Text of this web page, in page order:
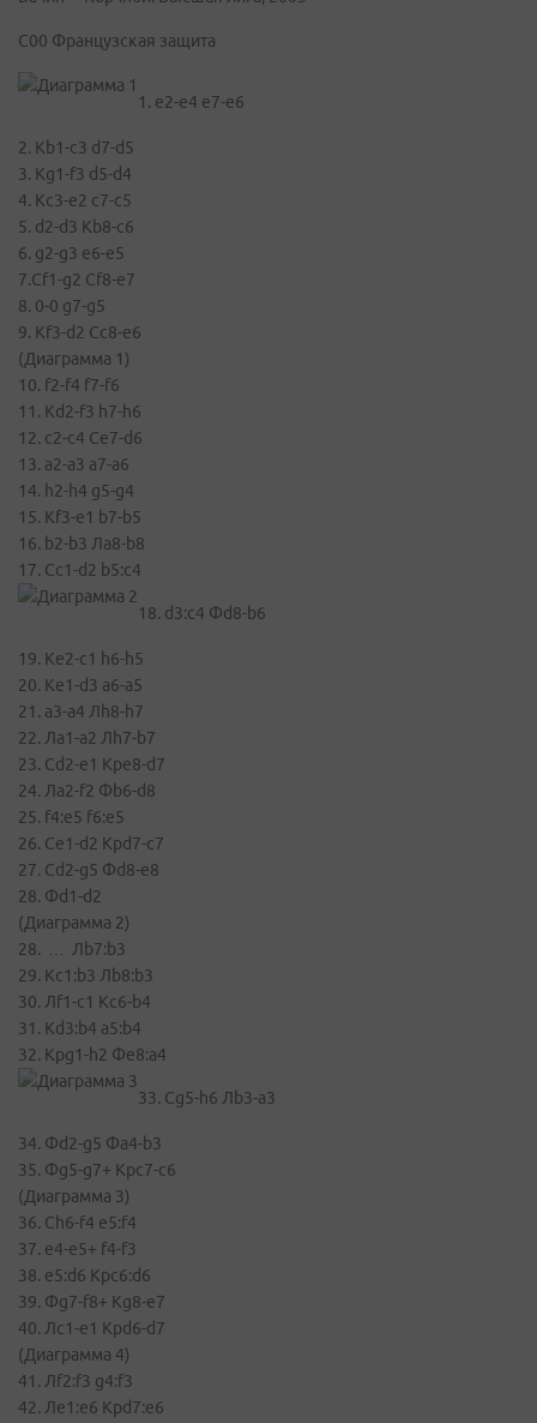
C00 Французская защита
1. е2-е4 е7-е6
2. Kb1-c3 d7-d5
3. Kg1-f3 d5-d4
4. Kc3-e2 c7-c5
5. d2-d3 Kb8-c6
6. g2-g3 e6-e5
7.Cf1-g2 Cf8-e7
8. 0-0 g7-g5
9. Kf3-d2 Cc8-e6
(Диаграмма 1)
10. f2-f4 f7-f6
11. Kd2-f3 h7-h6
12. с2-с4 Ce7-d6
13. a2-a3 a7-a6
14. h2-h4 g5-g4
15. Kf3-e1 b7-b5
16. b2-b3 Лa8-b8
17. Cc1-d2 b5:c4
18. d3:c4 Фd8-b6
19. Kе2-c1 h6-h5
20. Ke1-d3 a6-a5
21. a3-a4 Лh8-h7
22. Ла1-а2 Лh7-b7
23. Cd2-e1 Kpe8-d7
24. Ла2-f2 Фb6-d8
25. f4:e5 f6:e5
26. Ce1-d2 Kpd7-с7
27. Cd2-g5 Фd8-e8
28. Фd1-d2
(Диаграмма 2)
28. … Лb7:b3
29. Kс1:b3 Лb8:b3
30. Лf1-с1 Kc6-b4
31. Kd3:b4 a5:b4
32. Kpg1-h2 Фe8:a4
33. Cg5-h6 Лb3-a3
34. Фd2-g5 Фa4-b3
35. Фg5-g7+ Kpc7-c6
(Диаграмма 3)
36. Ch6-f4 e5:f4
37. e4-e5+ f4-f3
38. e5:d6 Kpc6:d6
39. Фg7-f8+ Kg8-e7
40. Лc1-е1 Kpd6-d7
(Диаграмма 4)
41. Лf2:f3 g4:f3
42. Лe1:е6 Крd7:е6